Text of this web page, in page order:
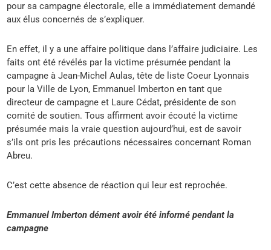
pour sa campagne électorale, elle a immédiatement demandé
aux élus concernés de s’expliquer.
En effet, il y a une affaire politique dans l’affaire judiciaire. Les
faits ont été révélés par la victime présumée pendant la
campagne à Jean-Michel Aulas, tête de liste Coeur Lyonnais
pour la Ville de Lyon, Emmanuel Imberton en tant que
directeur de campagne et Laure Cédat, présidente de son
comité de soutien. Tous affirment avoir écouté la victime
présumée mais la vraie question aujourd’hui, est de savoir
s’ils ont pris les précautions nécessaires concernant Roman
Abreu.
C’est cette absence de réaction qui leur est reprochée.
Emmanuel Imberton dément avoir été informé pendant la
campagne